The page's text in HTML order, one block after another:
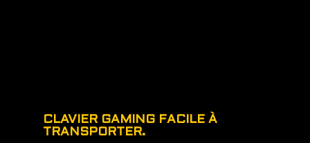
CLAVIER GAMING FACILE À
TRANSPORTER.